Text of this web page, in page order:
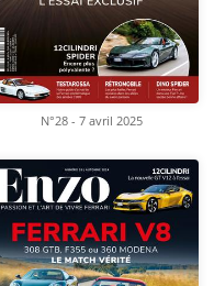
N°28 - 7 avril 2025